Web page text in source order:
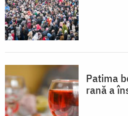
Patima
rană a